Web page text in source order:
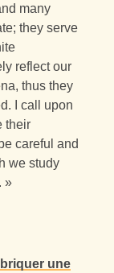
many
they serve
reflect our
thus they
I call upon
their
careful and
we study
»
une